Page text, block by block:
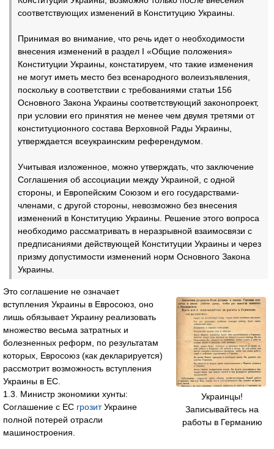
соответствующих изменений в Конституцию Украины.
Принимая во внимание, что речь идет о необходимости
внесения изменений в раздел I «Общие положения»
Конституции Украины, констатируем, что такие изменения
не могут иметь место без всенародного волеизъявления,
поскольку в соответствии с требованиями статьи 156
Основного Закона Украины соответствующий законопроект,
при условии его принятия не менее чем двумя третями от
конституционного состава Верховной Рады Украины,
утверждается всеукраинским референдумом.
Учитывая изложенное, можно утверждать, что заключение
Соглашения об ассоциации между Украиной, с одной
стороны, и Европейским Союзом и его государствами-
членами, с другой стороны, невозможно без внесения
изменений в Конституцию Украины. Решение этого вопроса
необходимо рассматривать в неразрывной взаимосвязи с
предписаниями действующей Конституции Украины и через
призму допустимости изменений норм Основного Закона
Украины.
Украинцы!
Записывайтесь на
работы в Германию
Это соглашение не означает
вступления Украины в Евросоюз, оно
лишь обязывает Украину реализовать
множество весьма затратных и
болезненных реформ, по результатам
которых, Евросоюз (как декларируется)
рассмотрит возможность вступления
Украины в ЕС.
1.3. Министр экономики хунты:
Соглашение с ЕС грозитУкраине
полной потерей отрасли
машиностроения.